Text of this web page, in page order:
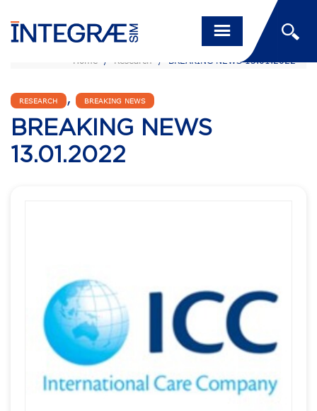
Home / Research / BREAKING NEWS 13.01.2022
RESEARCH , BREAKING NEWS
BREAKING NEWS
13.01.2022